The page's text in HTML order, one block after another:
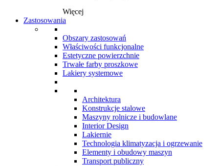
Więcej
Zastosowania
Obszary zastosowań
Właściwości funkcjonalne
Estetyczne powierzchnie
Trwałe farby proszkowe
Lakiery systemowe
Architektura
Konstrukcje stalowe
Maszyny rolnicze i budowlane
Interior Design
Lakiernie
Technologia klimatyzacja i ogrzewanie
Elementy i obudowy maszyn
Transport publiczny